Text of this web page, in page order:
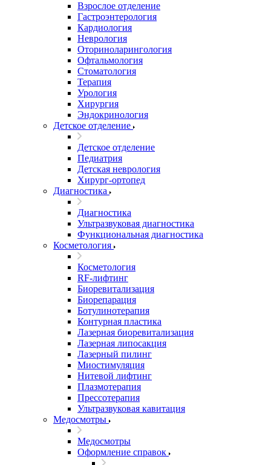
Взрослое отделение
Гастроэнтерология
Кардиология
Неврология
Оториноларингология
Офтальмология
Стоматология
Терапия
Урология
Хирургия
Эндокринология
Детское отделение
Детское отделение
Педиатрия
Детская неврология
Хирург-ортопед
Диагностика
Диагностика
Ультразвуковая диагностика
Функциональная диагностика
Косметология
Косметология
RF-лифтинг
Биоревитализация
Биорепарация
Ботулинотерапия
Контурная пластика
Лазерная биоревитализация
Лазерная липосакция
Лазерный пилинг
Миостимуляция
Нитевой лифтинг
Плазмотерапия
Прессотерапия
Ультразвуковая кавитация
Медосмотры
Медосмотры
Оформление справок